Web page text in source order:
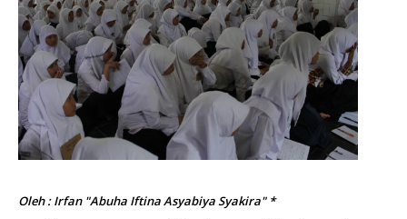
Oleh : Irfan "Abuha Iftina Asyabiya Syakira" *